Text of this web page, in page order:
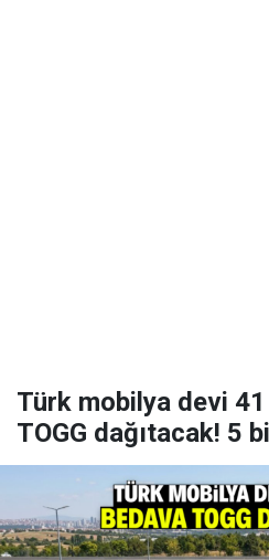
Türk mobilya devi
TOGG dağıtacak! 5